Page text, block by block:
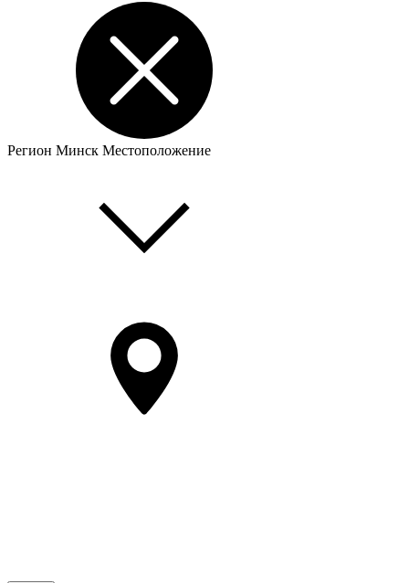
Регион Минск Местоположение